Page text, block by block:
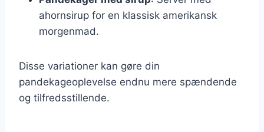
ahornsirup for en klassisk amerikansk
morgenmad.
Disse variationer kan gøre din
pandekageoplevelse endnu mere spændende
og tilfredsstillende.